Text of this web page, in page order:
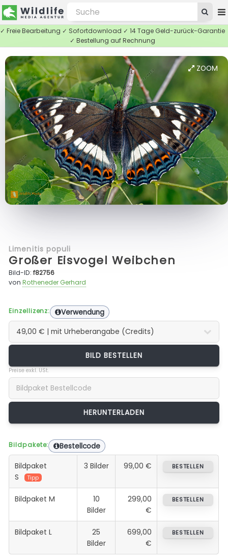
✓ Freie Bearbeitung ✓ Sofortdownload ✓ 14 Tage Geld-zurück-Garantie
✓ Bestellung auf Rechnung
ZOOM
Limenitis populi
Großer Eisvogel Weibchen
Bild-ID:f82756
vonRotheneder Gerhard
Einzellizenz: Verwendung
BILD BESTELLEN
Preise exkl. USt.
Bildpakete: Bestellcode
Bildpaket
S
Tipp
3 Bilder 99,00 € BESTELLEN
Bildpaket M
10
Bilder
299,00
€
BESTELLEN
Bildpaket L
25
Bilder
699,00
€
BESTELLEN